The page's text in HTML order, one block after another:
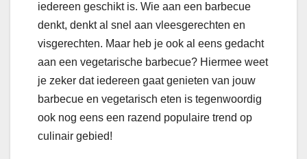
iedereen geschikt is. Wie aan een barbecue
denkt, denkt al snel aan vleesgerechten en
visgerechten. Maar heb je ook al eens gedacht
aan een vegetarische barbecue? Hiermee weet
je zeker dat iedereen gaat genieten van jouw
barbecue en vegetarisch eten is tegenwoordig
ook nog eens een razend populaire trend op
culinair gebied!